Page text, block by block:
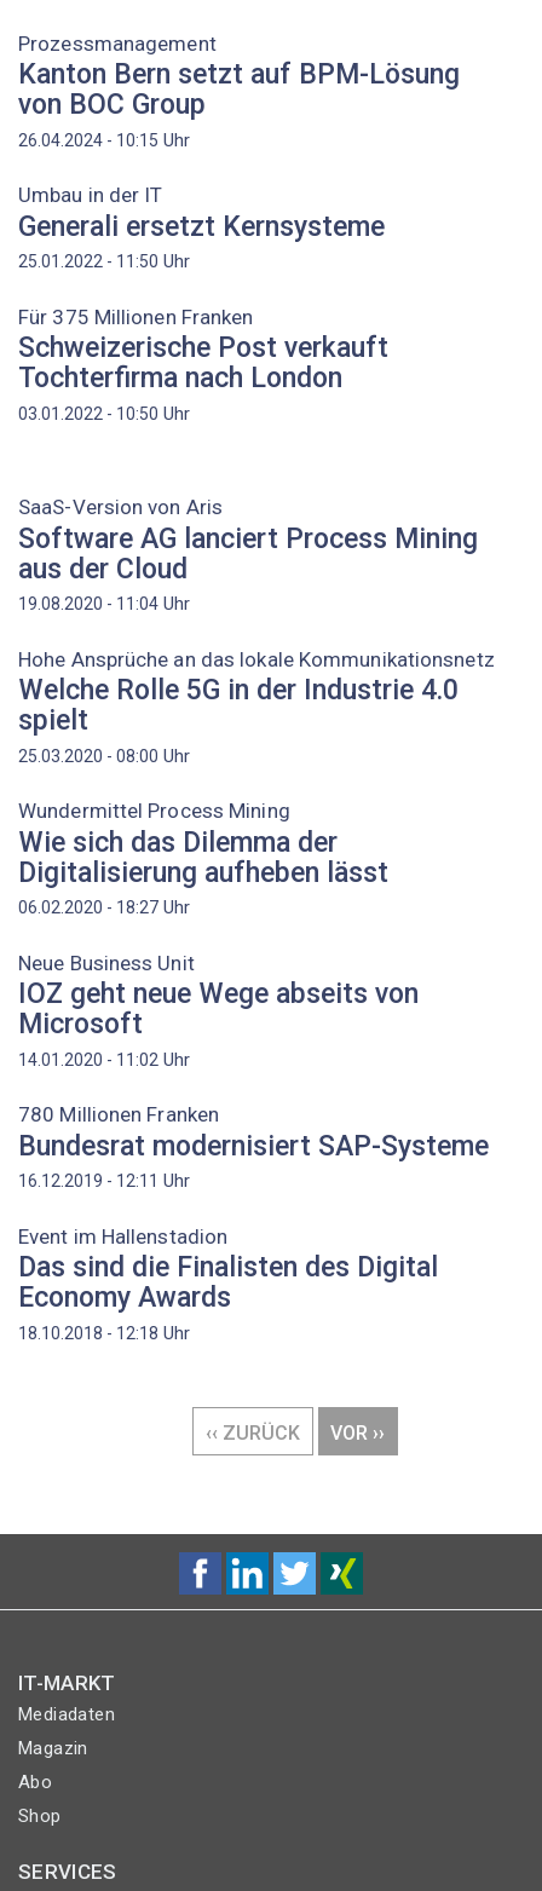
Prozessmanagement
Kanton Bern setzt auf BPM-Lösung
von BOC Group
26.04.2024 - 10:15 Uhr
Umbau in der IT
Generali ersetzt Kernsysteme
25.01.2022 - 11:50 Uhr
Für 375 Millionen Franken
Schweizerische Post verkauft
Tochterfirma nach London
03.01.2022 - 10:50 Uhr
SaaS-Version von Aris
Software AG lanciert Process Mining
aus der Cloud
19.08.2020 - 11:04 Uhr
Hohe Ansprüche an das lokale Kommunikationsnetz
Welche Rolle 5G in der Industrie 4.0
spielt
25.03.2020 - 08:00 Uhr
Wundermittel Process Mining
Wie sich das Dilemma der
Digitalisierung aufheben lässt
06.02.2020 - 18:27 Uhr
Neue Business Unit
IOZ geht neue Wege abseits von
Microsoft
14.01.2020 - 11:02 Uhr
780 Millionen Franken
Bundesrat modernisiert SAP-Systeme
16.12.2019 - 12:11 Uhr
Event im Hallenstadion
Das sind die Finalisten des Digital
Economy Awards
18.10.2018 - 12:18 Uhr
VORHERIGE
SEITE
‹‹ ZURÜCK
NÄCHSTE
SEITE
VOR ››
IT-MARKT
Mediadaten
Magazin
Abo
Shop
SERVICES